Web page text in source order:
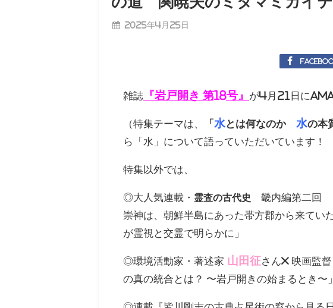
2025年4月25日
雑誌 『岩戸開き 第18号』 が4月21日に
（特集テーマは、 「 水とは何なのか 水の本
ら「水」について語っていただいています！
特集以外では、
◎大人気連載・ 霊査の古代史
畿内編第二回
崇神は、朝鮮半島にあった帯方郡から来て
が霊視と交霊で明らかに」
◎環境活動家・著述家 山田征さん× 映画監
の真の統合とは？ 〜岩戸開きの始まるとき〜」